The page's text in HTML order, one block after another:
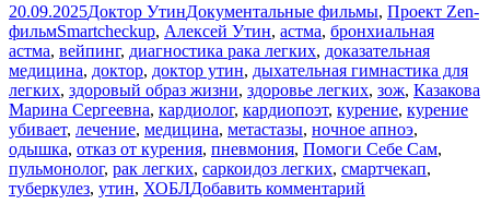
Опубликовано
20.09.2025Автор
Доктор УтинРубрики
Документальные фильмы, Проект Zen-
фильмМетки
Smartcheckup, Алексей Утин, астма, бронхиальная
астма, вейпинг, диагностика рака легких, доказательная
медицина, доктор, доктор утин, дыхательная гимнастика для
легких, здоровый образ жизни, здоровье легких, зож, Казакова
Марина Сергеевна, кардиолог, кардиопоэт, курение, курение
убивает, лечение, медицина, метастазы, ночное апноэ,
одышка, отказ от курения, пневмония, Помоги Себе Сам,
пульмонолог, рак легких, саркоидоз легких, смартчекап,
туберкулез, утин, ХОБЛДобавить комментарий